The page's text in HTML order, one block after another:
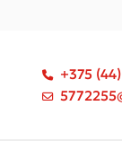
+375